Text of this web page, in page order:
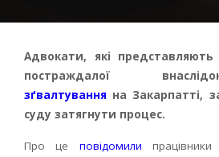
Адвокати, які представляють
постраждалої
зґвалтування на Закарпатті,
суду затягнути процес.
Про це повідомили